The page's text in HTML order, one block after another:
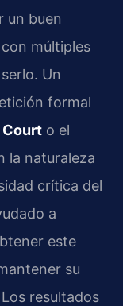
un buen
múltiples
Un
formal
o el
la naturaleza
crítica del
a
este
su
resultados